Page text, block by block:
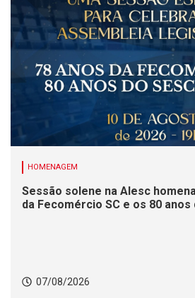
HOMENAGEM
Sessão solene na Alesc
da Fecomércio SC e os 80 anos
07/08/2026